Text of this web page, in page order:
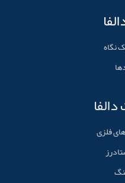
نگاه
فلزی